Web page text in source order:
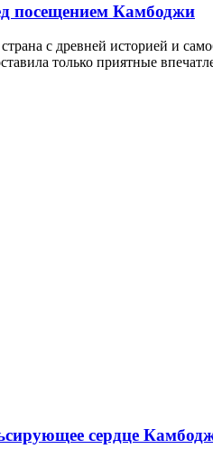
посещением Камбоджи
с древней историей и
только приятные
сердце